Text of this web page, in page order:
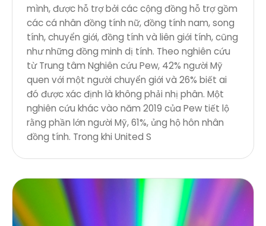
mình, được hỗ trợ bởi các cộng đồng hỗ trợ gồm
các cá nhân đồng tính nữ, đồng tính nam, song
tính, chuyển giới, đồng tính và liên giới tính, cũng
như những đồng minh dị tính. Theo nghiên cứu
từ Trung tâm Nghiên cứu Pew, 42% người Mỹ
quen với một người chuyển giới và 26% biết ai
đó được xác định là không phải nhị phân. Một
nghiên cứu khác vào năm 2019 của Pew tiết lộ
rằng phần lớn người Mỹ, 61%, ủng hộ hôn nhân
đồng tính. Trong khi United S